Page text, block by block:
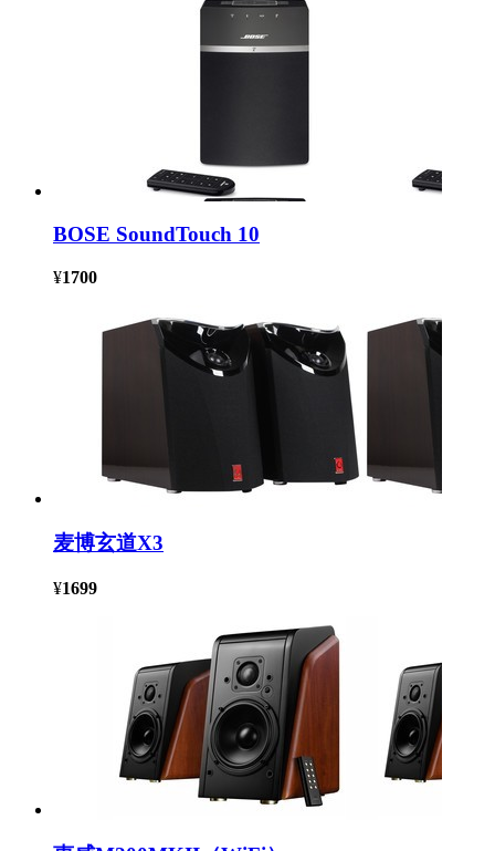
BOSE SoundTouch 10
¥1700
麦博玄道X3
¥1699